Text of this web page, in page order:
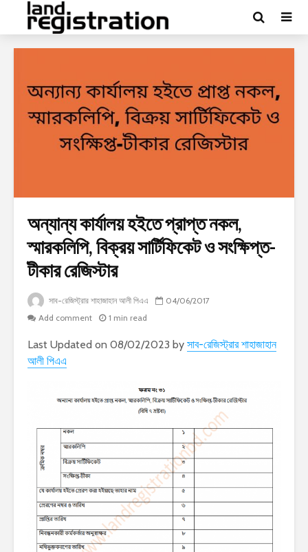
অন্যান্য কার্যালয় হইতে প্রাপ্ত নকল,
স্মারকলিপি, বিক্রয় সার্টিফিকেট ও সংক্ষিপ্ত-
টীকার রেজিস্টার
সাব-রেজিস্ট্রার শাহাজাহান আলী পিএএ
04/06/2017
Add comment
1 min read
Last Updated on 08/02/2023 by সাব-রেজিস্ট্রার শাহাজাহান
আলী পিএএ